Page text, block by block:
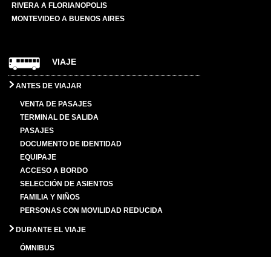
RIVERA A FLORIANOPOLIS
MONTEVIDEO A BUENOS AIRES
VIAJE
ANTES DE VIAJAR
VENTA DE PASAJES
TERMINAL DE SALIDA
PASAJES
DOCUMENTO DE IDENTIDAD
EQUIPAJE
ACCESO A BORDO
SELECCIÓN DE ASIENTOS
FAMILIA Y NIÑOS
PERSONAS CON MOVILIDAD REDUCIDA
DURANTE EL VIAJE
ÓMNIBUS